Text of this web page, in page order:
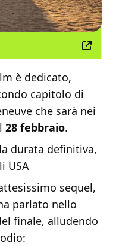
è dedicato,
capitolo di
che sarà nei
28 febbraio.
durata definitiva,
USA
sequel,
parlato nello
finale, alludendo